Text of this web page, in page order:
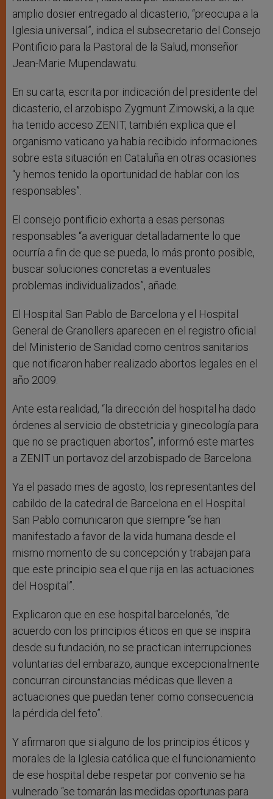
amplio dosier entregado al dicasterio, “preocupa a la
Iglesia universal”, indica el subsecretario del Consejo
Pontificio para la Pastoral de la Salud, monseñor
Jean-Marie Mupendawatu.
En su carta, escrita por indicación del presidente del
dicasterio, el arzobispo Zygmunt Zimowski, a la que
ha tenido acceso ZENIT, también explica que el
organismo vaticano ya había recibido informaciones
sobre esta situación en Cataluña en otras ocasiones
“y hemos tenido la oportunidad de hablar con los
responsables”.
El consejo pontificio exhorta a esas personas
responsables “a averiguar detalladamente lo que
ocurría a fin de que se pueda, lo más pronto posible,
buscar soluciones concretas a eventuales
problemas individualizados”, añade.
El Hospital San Pablo de Barcelona y el Hospital
General de Granollers aparecen en el registro oficial
del Ministerio de Sanidad como centros sanitarios
que notificaron haber realizado abortos legales en el
año 2009.
Ante esta realidad, “la dirección del hospital ha dado
órdenes al servicio de obstetricia y ginecología para
que no se practiquen abortos”, informó este martes
a ZENIT un portavoz del arzobispado de Barcelona.
Ya el pasado mes de agosto, los representantes del
cabildo de la catedral de Barcelona en el Hospital
San Pablo comunicaron que siempre “se han
manifestado a favor de la vida humana desde el
mismo momento de su concepción y trabajan para
que este principio sea el que rija en las actuaciones
del Hospital”.
Explicaron que en ese hospital barcelonés, “de
acuerdo con los principios éticos en que se inspira
desde su fundación, no se practican interrupciones
voluntarias del embarazo, aunque excepcionalmente
concurran circunstancias médicas que lleven a
actuaciones que puedan tener como consecuencia
la pérdida del feto”.
Y afirmaron que si alguno de los principios éticos y
morales de la Iglesia católica que el funcionamiento
de ese hospital debe respetar por convenio se ha
vulnerado “se tomarán las medidas oportunas para